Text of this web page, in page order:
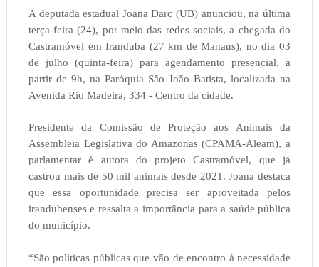
A deputada estadual Joana Darc (UB) anunciou, na última
terça-feira (24), por meio das redes sociais, a chegada do
Castramóvel em Iranduba (27 km de Manaus), no dia 03
de julho (quinta-feira) para agendamento presencial, a
partir de 9h, na Paróquia São João Batista, localizada na
Avenida Rio Madeira, 334 - Centro da cidade.
Presidente da Comissão de Proteção aos Animais da
Assembleia Legislativa do Amazonas (CPAMA-Aleam), a
parlamentar é autora do projeto Castramóvel, que já
castrou mais de 50 mil animais desde 2021. Joana destaca
que essa oportunidade precisa ser aproveitada pelos
irandubenses e ressalta a importância para a saúde pública
do município.
“São políticas públicas que vão de encontro à necessidade